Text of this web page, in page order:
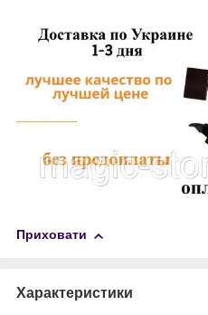
Приховати
Характеристики